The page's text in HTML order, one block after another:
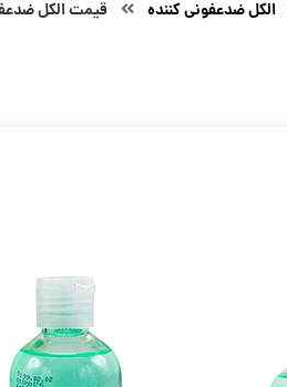
الکل ضدعفونی کننده قیمت الکل